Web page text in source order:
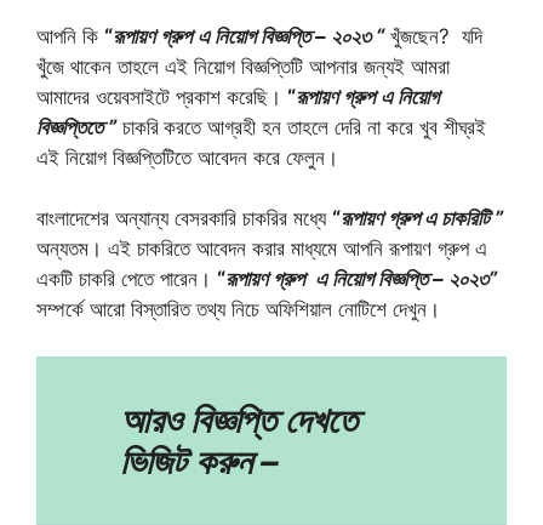
আপনি কি “রূপায়ণ গ্রুপ এ নিয়োগ বিজ্ঞপ্তি – ২০২৩ “খুঁজছেন? যদি
খুঁজে থাকেন তাহলে এই নিয়োগ বিজ্ঞপ্তিটি আপনার জন্যই আমরা
আমাদের ওয়েবসাইটে প্রকাশ করেছি। “রূপায়ণ গ্রুপ এ নিয়োগ
বিজ্ঞপ্তিতে ”চাকরি করতে আগ্রহী হন তাহলে দেরি না করে খুব শীঘ্রই
এই নিয়োগ বিজ্ঞপ্তিটিতে আবেদন করে ফেলুন।
বাংলাদেশের অন্যান্য বেসরকারি চাকরির মধ্যে “রূপায়ণ গ্রুপ এ চাকরিটি ”
অন্যতম। এই চাকরিতে আবেদন করার মাধ্যমে আপনি রূপায়ণ গ্রুপ এ
একটি চাকরি পেতে পারেন। “রূপায়ণ গ্রুপ এ নিয়োগ বিজ্ঞপ্তি – ২০২৩”
সম্পর্কে আরো বিস্তারিত তথ্য নিচে অফিশিয়াল নোটিশে দেখুন।
আরও বিজ্ঞপ্তি দেখতে
ভিজিট করুন –